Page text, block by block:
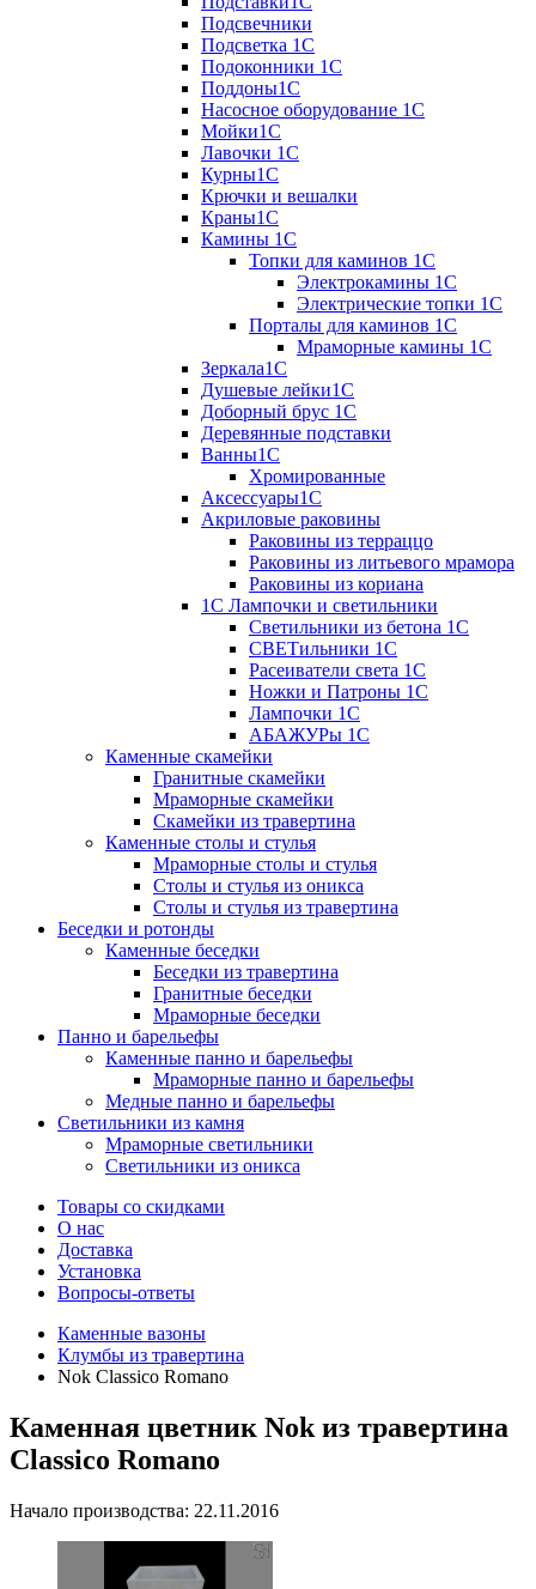
Подсвечники
Подсветка 1С
Подоконники 1С
Поддоны1С
Насосное оборудование 1С
Мойки1С
Лавочки 1С
Курны1С
Крючки и вешалки
Краны1С
Камины 1C
Топки для каминов 1C
Электрокамины 1С
Электрические топки 1C
Порталы для каминов 1С
Мраморные камины 1C
Зеркала1С
Душевые лейки1С
Доборный брус 1С
Деревянные подставки
Ванны1С
Хромированные
Аксессуары1С
Акриловые раковины
Раковины из терраццо
Раковины из литьевого мрамора
Раковины из кориана
1С Лампочки и светильники
Светильники из бетона 1С
СВЕТильники 1С
Расеиватели света 1С
Ножки и Патроны 1С
Лампочки 1С
АБАЖУРы 1С
Каменные скамейки
Гранитные скамейки
Мраморные скамейки
Скамейки из травертина
Каменные столы и стулья
Мраморные столы и стулья
Столы и стулья из оникса
Столы и стулья из травертина
Беседки и ротонды
Каменные беседки
Беседки из травертина
Гранитные беседки
Мраморные беседки
Панно и барельефы
Каменные панно и барельефы
Мраморные панно и барельефы
Медные панно и барельефы
Светильники из камня
Мраморные светильники
Светильники из оникса
Товары со скидками
О нас
Доставка
Установка
Вопросы-ответы
Каменные вазоны
Клумбы из травертина
Nok Classico Romano
Каменная цветник Nok из травертина
Classico Romano
Начало производства: 22.11.2016